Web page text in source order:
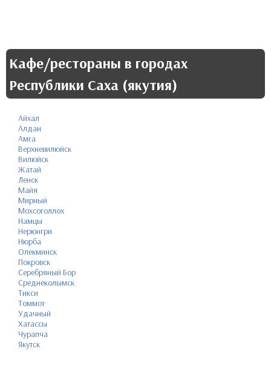
Кафе/рестораны в городах
Республики Саха (якутия)
Айхал
Алдан
Амга
Верхневилюйск
Вилюйск
Жатай
Ленск
Майя
Мирный
Мохсоголлох
Намцы
Нерюнгри
Нюрба
Олекминск
Покровск
Серебряный Бор
Среднеколымск
Тикси
Томмот
Удачный
Хатассы
Чурапча
Якутск